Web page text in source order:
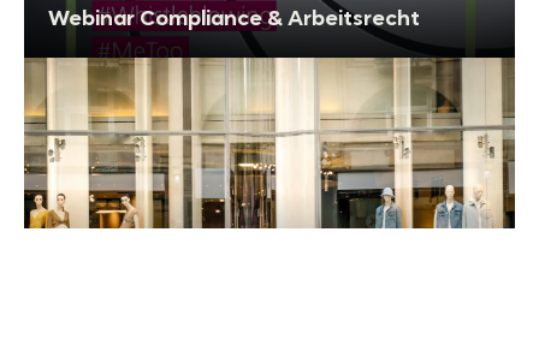
Webinar Compliance & Arbeitsrecht